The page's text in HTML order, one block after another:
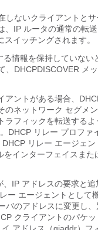
しないクライアントと
IP ルータの通常の転
イッチングされます。
情報を保持していない
DHCPDISCOVER メ
ントがある場合、
のネットワーク セグメ
ラフィックを転送する
DHCP リレー プロファ
リレー エージェ
インターフェイスまた
IP アドレスの要求と
ー エージェントとして
バのアドレスに変更し
クライアントのパケ